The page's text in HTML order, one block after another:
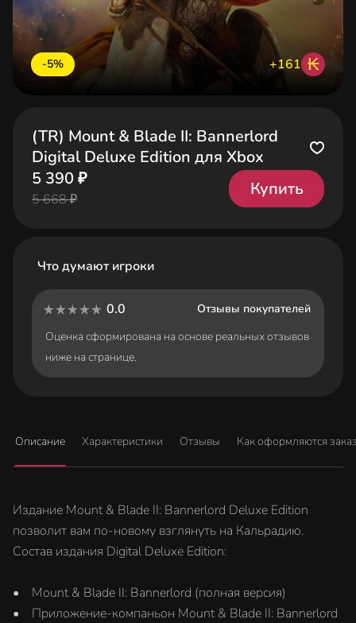
-5% +161 ₭
(TR) Mount & Blade II: Bannerlord
Digital Deluxe Edition для Xbox
5 390 ₽
5 668 ₽
Купить
Что думают игроки
0.0
Отзывы покупателей
Оценка сформирована на основе реальных отзывов
ниже на странице.
Описание Характеристики Отзывы Как оформляются
Издание Mount & Blade II: Bannerlord Deluxe Edition
позволит вам по-новому взглянуть на Кальрадию.
Состав издания Digital Deluxe Edition:
• Mount & Blade II: Bannerlord (полная версия)
• Приложение-компаньон Mount & Blade II: Bannerlord